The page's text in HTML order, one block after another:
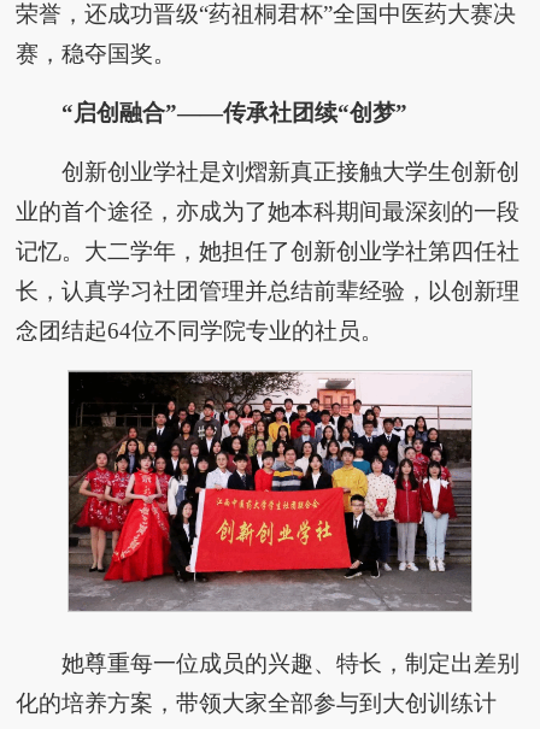
荣誉，还成功晋级“药祖桐君杯”全国中医药大赛决
赛，稳夺国奖。
“启创融合”——传承社团续“创梦”
创新创业学社是刘熠新真正接触大学生创新创
业的首个途径，亦成为了她本科期间最深刻的一段
记忆。大二学年，她担任了创新创业学社第四任社
长，认真学习社团管理并总结前辈经验，以创新理
念团结起64位不同学院专业的社员。
她尊重每一位成员的兴趣、特长，制定出差别
化的培养方案，带领大家全部参与到大创训练计